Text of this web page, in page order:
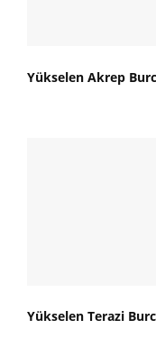
Yükselen Akrep
Yükselen Terazi